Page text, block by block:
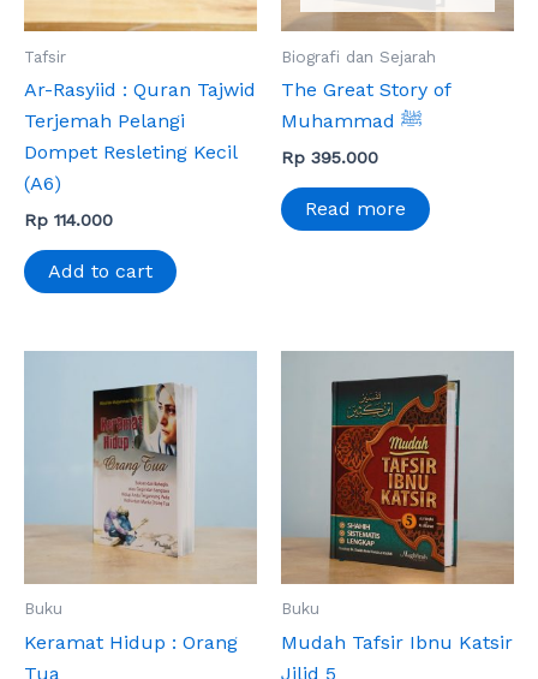
Tafsir
Ar-Rasyiid : Quran Tajwid
Terjemah Pelangi
Dompet Resleting Kecil
(A6)
Rp 114.000
Add to cart
Biografi dan Sejarah
The Great Story of
Muhammad ﷺ
Rp 395.000
Read more
Buku
Keramat Hidup : Orang
Tua
Buku
Mudah Tafsir Ibnu Katsir
Jilid 5